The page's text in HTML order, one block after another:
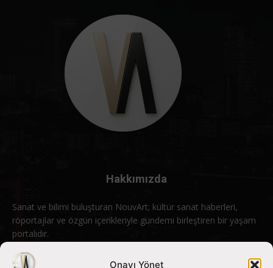
Onayı Yönet
Hakkımızda
Sanat ve bilimi buluşturan NouvArt; kültür sanat haberleri,
röportajlar ve özgün içerikleriyle gündemi birleştiren bir yaşam
portalıdır.
Bizimle iletişime geçin: info@nouvart.net